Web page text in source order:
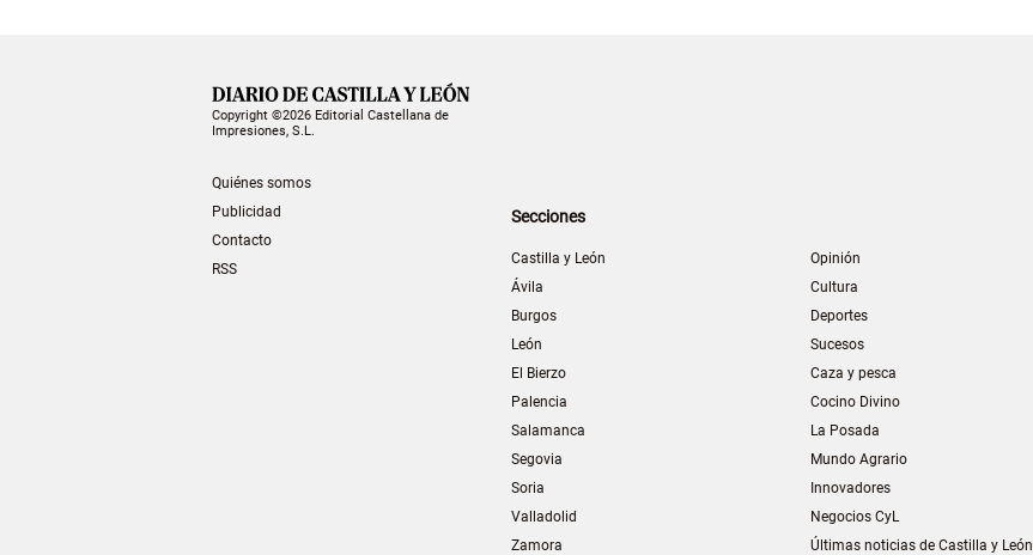
Copyright ©2026 Editorial Castellana de
Impresiones, S.L.
Quiénes somos
Publicidad
Contacto
RSS
Secciones
Castilla y León
Ávila
Burgos
León
El Bierzo
Palencia
Salamanca
Segovia
Soria
Valladolid
Zamora
Opinión
Cultura
Deportes
Sucesos
Caza y pesca
Cocino Divino
La Posada
Mundo Agrario
Innovadores
Negocios CyL
Últimas noticias de Castilla y León